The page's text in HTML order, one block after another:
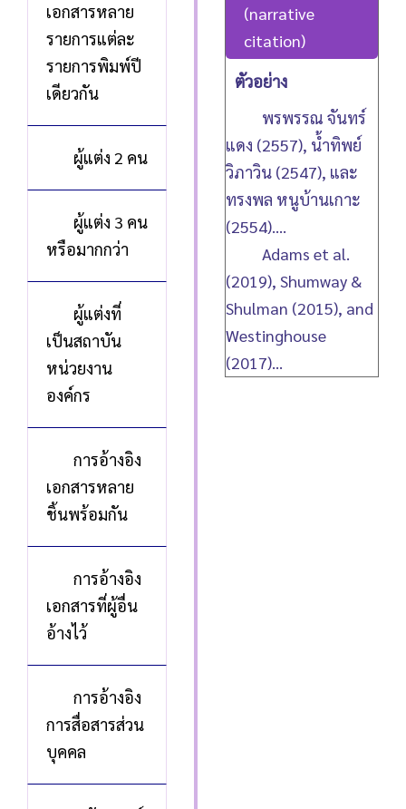
เอกสารหลาย
รายการแต่ละ
รายการพิมพ์ปี
เดียวกัน
ผู้แต่ง 2 คน
ผู้แต่ง 3 คน
หรือมากกว่า
ผู้แต่งที่
เป็นสถาบัน
หน่วยงาน
องค์กร
การอ้างอิง
เอกสารหลาย
ชิ้นพร้อมกัน
การอ้างอิง
เอกสารที่ผู้อื่น
อ้างไว้
การอ้างอิง
การสื่อสารส่วน
บุคคล
(narrative
citation)
ตัวอย่าง
พรพรรณ จันทร์
แดง (2557), น้ำทิพย์
วิภาวิน (2547), และ
ทรงพล หนูบ้านเกาะ
(2554)....
Adams et al.
(2019), Shumway &
Shulman (2015), and
Westinghouse
(2017)...